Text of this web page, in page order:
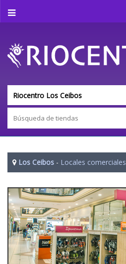
Los Ceibos - Locales comerciales